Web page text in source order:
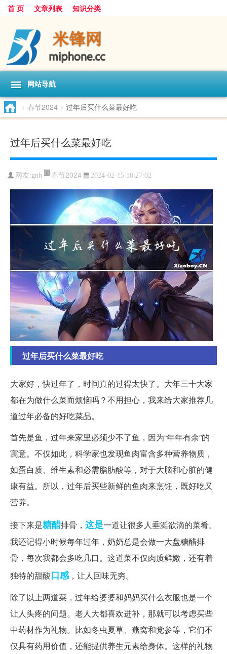
首 页 文章列表 知识分类
网站导航
> 春节2024 > 过年后买什么菜最好吃
过年后买什么菜最好吃
网友:gnh 春节2024 2024-02-15 10:27:02
过年后买什么菜最好吃
大家好，快过年了，时间真的过得太快了。大年三十大家
都在为做什么菜而烦恼吗？不用担心，我来给大家推荐几
道过年必备的好吃菜品。
首先是鱼，过年来家里必须少不了鱼，因为“年年有余”的
寓意。不仅如此，科学家也发现鱼肉富含多种营养物质，
如蛋白质、维生素和必需脂肪酸等，对于大脑和心脏的健
康有益。所以，过年后买些新鲜的鱼肉来烹饪，既好吃又
营养。
接下来是糖醋排骨， 这是一道让很多人垂涎欲滴的菜肴。
我还记得小时候每年过年，奶奶总是会做一大盘糖醋排
骨，每次我都会多吃几口。这道菜不仅肉质鲜嫩，还有着
独特的甜酸口感，让人回味无穷。
除了以上两道菜，过年给婆婆和妈妈买什么衣服也是一个
让人头疼的问题。老人大都喜欢进补，那就可以考虑买些
中药材作为礼物。比如冬虫夏草、燕窝和党参等，它们不
仅具有药用价值，还能提供养生元素给身体。这样的礼物